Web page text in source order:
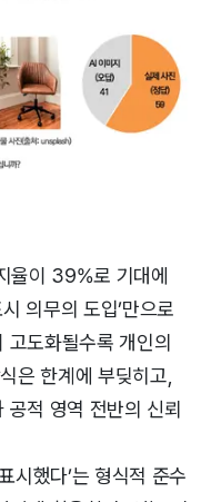
율이 39%로 기대에
의무의 도입’만으로
도화될수록 개인의
은 한계에 부딪히고,
공적 영역 전반의 신뢰
시했다’는 형식적 준수